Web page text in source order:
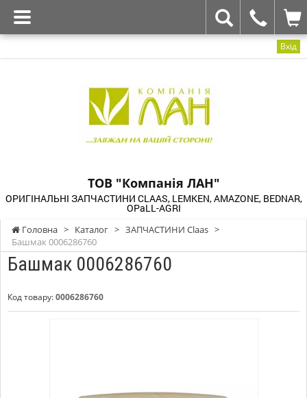
Вхід
ТОВ "Компанія ЛАН"
ОРИГІНАЛЬНІ ЗАПЧАСТИНИ CLAAS, LEMKEN, AMAZONE, BEDNAR,
OPaLL-AGRI
Головна > Каталог > ЗАПЧАСТИНИ Claas >
Башмак 0006286760
Башмак 0006286760
Код товару:0006286760